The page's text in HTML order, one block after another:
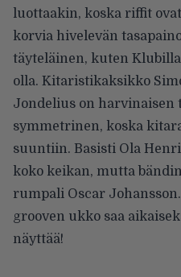
luottaakin, koska riffit
korvia hivelevän
täyteläinen, kuten
olla. Kitaristikaksikko
Jondelius on
symmetrinen, koska
suuntiin. Basisti Ola
koko keikan, mutta
rumpali Oscar
grooven ukko saa
näyttää!